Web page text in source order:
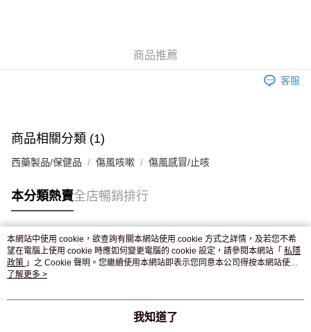
付款後門市自取，訂單確認後2-4個工作天到店，7天內取。逾期後
商品推薦
客服
商品相關分類 (1)
西藥製品/保健品 傷風咳嗽 傷風感冒/止咳
本分類熱賣全店暢銷排行
熱門標籤
熱銷排行
本網站中使用 cookie，欲查詢有關本網站使用 cookie 方式之詳情，及若您不希
望在電腦上使用 cookie 時應如何變更電腦的 cookie 設定，請參閱本網站「 私隱
政策 」之 Cookie 聲明。您繼續使用本網站即表示您同意本公司得按本網站使用
條款之 Cookie 聲明使用 cookie。
了解更多 >
我知道了